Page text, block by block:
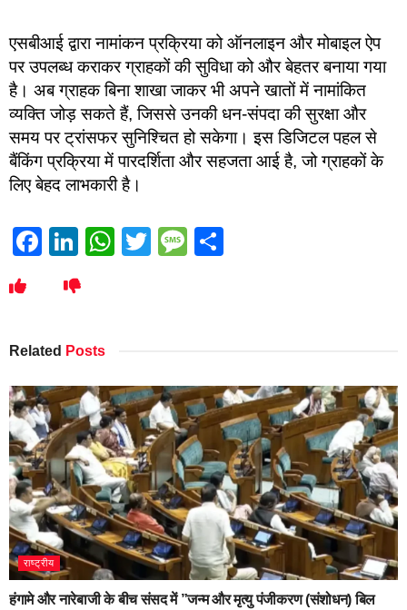
एसबीआई द्वारा नामांकन प्रक्रिया को ऑनलाइन और मोबाइल ऐप
पर उपलब्ध कराकर ग्राहकों की सुविधा को और बेहतर बनाया गया
है। अब ग्राहक बिना शाखा जाकर भी अपने खातों में नामांकित
व्यक्ति जोड़ सकते हैं, जिससे उनकी धन-संपदा की सुरक्षा और
समय पर ट्रांसफर सुनिश्चित हो सकेगा। इस डिजिटल पहल से
बैंकिंग प्रक्रिया में पारदर्शिता और सहजता आई है, जो ग्राहकों के
लिए बेहद लाभकारी है।
Facebook
LinkedIn
WhatsApp
TwitterMessage
Related Posts
राष्ट्रीय
हंगामे और नारेबाजी के बीच संसद में ”जन्म और मृत्यु पंजीकरण (संशोधन) बिल